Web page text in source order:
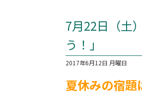
7月22日（土
う！」
2017年6月12日 月曜日
夏休みの宿題